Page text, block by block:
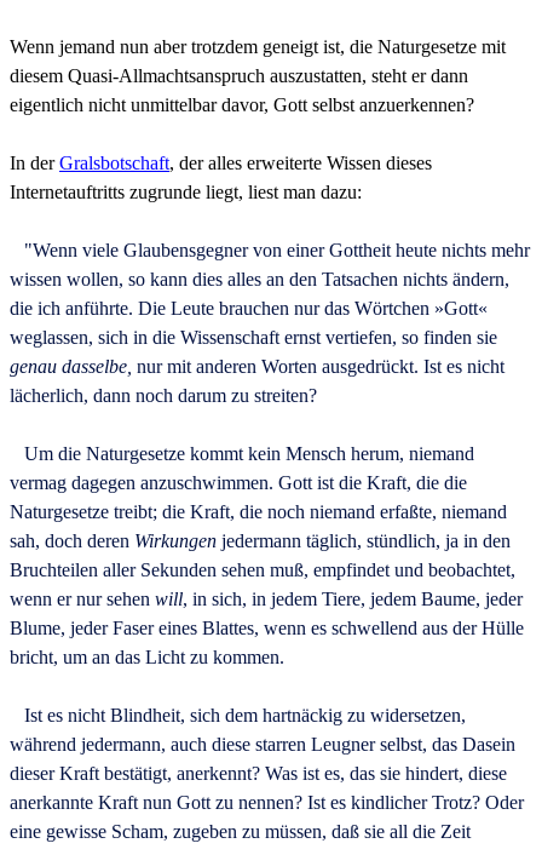
Wenn jemand nun aber trotzdem geneigt ist, die Naturgesetze mit
diesem Quasi-Allmachtsanspruch auszustatten, steht er dann
eigentlich nicht unmittelbar davor, Gott selbst anzuerkennen?
In derGralsbotschaft, der alles erweiterte Wissen dieses
Internetauftritts zugrunde liegt, liest man dazu:
"Wenn viele Glaubensgegner von einer Gottheit heute nichts mehr
wissen wollen, so kann dies alles an den Tatsachen nichts ändern,
die ich anführte. Die Leute brauchen nur das Wörtchen »Gott«
weglassen, sich in die Wissenschaft ernst vertiefen, so finden sie
genau dasselbe, nur mit anderen Worten ausgedrückt. Ist es nicht
lächerlich, dann noch darum zu streiten?
Um die Naturgesetze kommt kein Mensch herum, niemand
vermag dagegen anzuschwimmen. Gott ist die Kraft, die die
Naturgesetze treibt; die Kraft, die noch niemand erfaßte, niemand
sah, doch deren Wirkungen jedermann täglich, stündlich, ja in den
Bruchteilen aller Sekunden sehen muß, empfindet und beobachtet,
wenn er nur sehen will, in sich, in jedem Tiere, jedem Baume, jeder
Blume, jeder Faser eines Blattes, wenn es schwellend aus der Hülle
bricht, um an das Licht zu kommen.
Ist es nicht Blindheit, sich dem hartnäckig zu widersetzen,
während jedermann, auch diese starren Leugner selbst, das Dasein
dieser Kraft bestätigt, anerkennt? Was ist es, das sie hindert, diese
anerkannte Kraft nun Gott zu nennen? Ist es kindlicher Trotz? Oder
eine gewisse Scham, zugeben zu müssen, daß sie all die Zeit